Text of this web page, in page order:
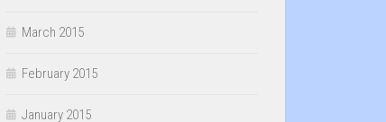
March 2015
February 2015
January 2015